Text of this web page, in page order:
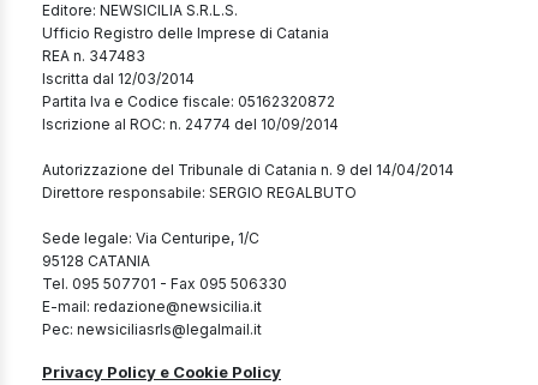
Editore: NEWSICILIA S.R.L.S.
Ufficio Registro delle Imprese di Catania
REA n. 347483
Iscritta dal 12/03/2014
Partita Iva e Codice fiscale: 05162320872
Iscrizione al ROC: n. 24774 del 10/09/2014
Autorizzazione del Tribunale di Catania n. 9 del 14/04/2014
Direttore responsabile: SERGIO REGALBUTO
Sede legale: Via Centuripe, 1/C
95128 CATANIA
Tel. 095 507701 - Fax 095 506330
E-mail: redazione@newsicilia.it
Pec: newsiciliasrls@legalmail.it
Privacy Policy e Cookie Policy